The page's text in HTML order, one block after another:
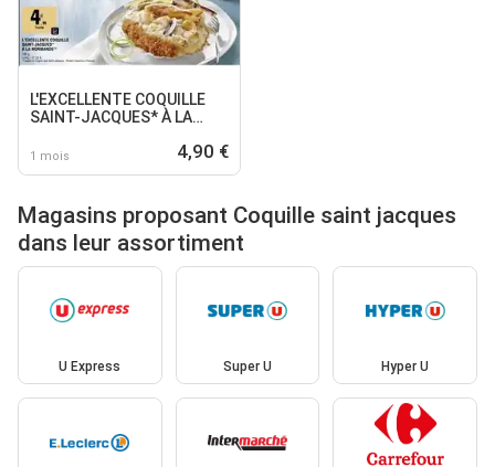
L'EXCELLENTE COQUILLE
SAINT-JACQUES* À LA
1 mois 4,90 €
Magasins proposant Coquille saint jacques
dans leur assortiment
U Express Super U Hyper U